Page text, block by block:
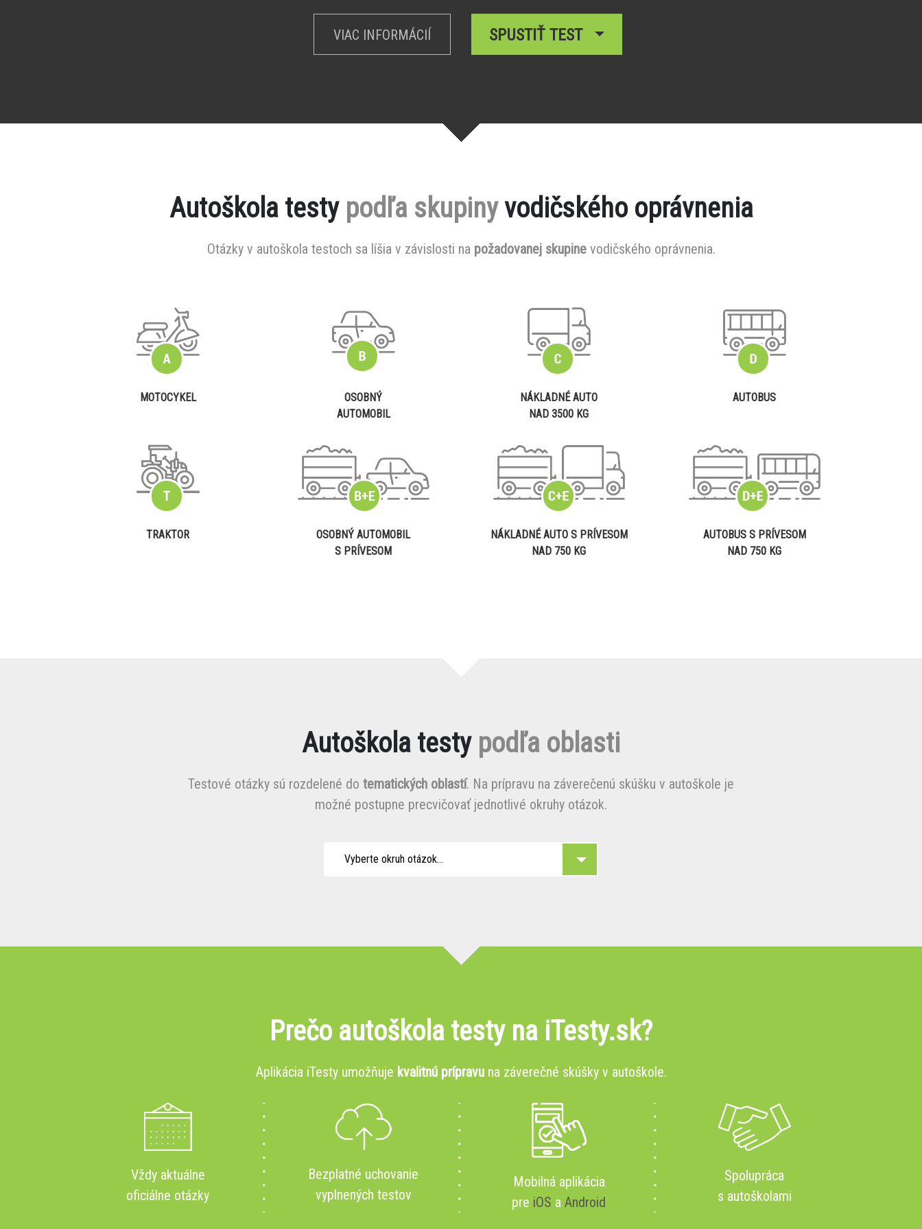
VIAC INFORMÁCIÍ SPUSTIŤ TEST
Autoškola testy podľa skupinyvodičského oprávnenia
Otázky v autoškola testoch sa líšia v závislosti na požadovanej skupinevodičského oprávnenia.
MOTOCYKEL
OSOBNÝ
AUTOMOBIL
NÁKLADNÉ AUTO
NAD 3500 KG
AUTOBUS
TRAKTOR
OSOBNÝ AUTOMOBIL
S PRÍVESOM
NÁKLADNÉ AUTO S PRÍVESOM
NAD 750 KG
AUTOBUS S PRÍVESOM
NAD 750 KG
Autoškola testy podľa oblasti
Testové otázky sú rozdelené do tematických oblastí. Na prípravu na záverečenú skúšku v autoškole je
možné postupne precvičovať jednotlivé okruhy otázok.
Vyberte okruh otázok...
Prečo autoškola testy na iTesty.sk?
Aplikácia iTesty umožňuje kvalitnú prípravuna záverečné skúšky v autoškole.
Vždy aktuálne
oficiálne otázky
Bezplatné uchovanie
vyplnených testov
Mobilná aplikácia
pre iOS a Android
Spolupráca
s autoškolami